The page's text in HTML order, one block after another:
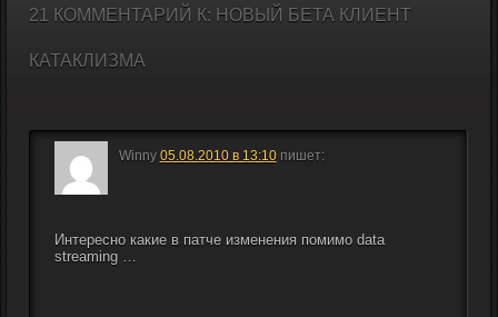
21 КОММЕНТАРИЙ К: НОВЫЙ БЕТА КЛИЕНТ
КАТАКЛИЗМА
Winny 05.08.2010 в 13:10 пишет:
Интересно какие в патче изменения помимо data
streaming …